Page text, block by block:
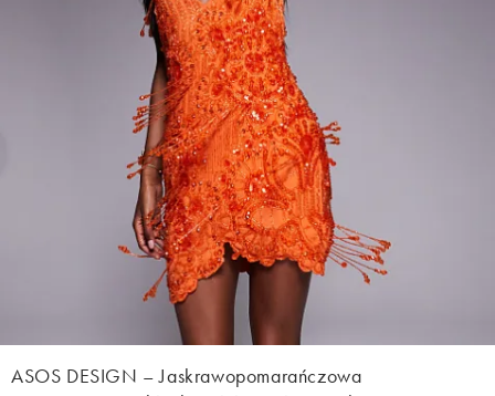
ASOS DESIGN – Jaskrawopomarańczowa